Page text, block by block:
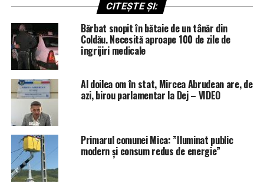
CITEȘTE ȘI:
Bărbat snopit în bătaie de un tânăr din
Coldău. Necesită aproape 100 de zile de
îngrijiri medicale
Al doilea om în stat, Mircea Abrudean are, de
azi, birou parlamentar la Dej – VIDEO
Primarul comunei Mica: ”Iluminat public
modern și consum redus de energie”